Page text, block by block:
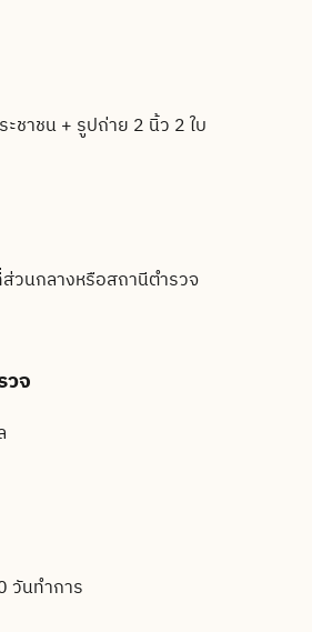
ชาชน + รูปถ่าย 2 นิ้ว 2 ใบ
นกลางหรือสถานีตำรวจ
จ
วันทำการ